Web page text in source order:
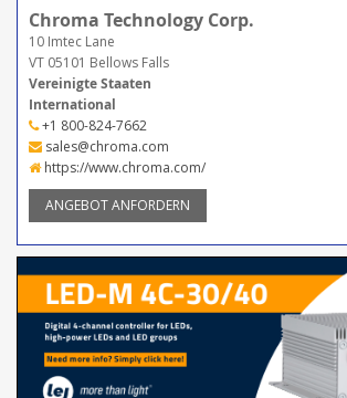
Chroma Technology Corp.
10 Imtec Lane
VT 05101 Bellows Falls
Vereinigte Staaten
International
+1 800-824-7662
sales@chroma.com
https://www.chroma.com/
ANGEBOT ANFORDERN